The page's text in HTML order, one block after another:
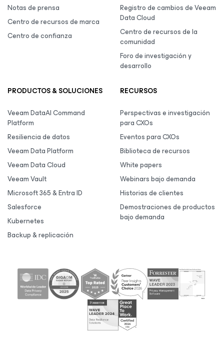
Notas de prensa
Centro de recursos de marca
Centro de confianza
Registro de cambios de Veeam
Data Cloud
Centro de recursos de la
comunidad
Foro de investigación y
desarrollo
PRODUCTOS & SOLUCIONES
Veeam DataAI Command
Platform
Resiliencia de datos
Veeam Data Platform
Veeam Data Cloud
Veeam Vault
Microsoft 365 & Entra ID
Salesforce
Kubernetes
Backup & replicación
RECURSOS
Perspectivas e investigación
para CXOs
Eventos para CXOs
Biblioteca de recursos
White papers
Webinars bajo demanda
Historias de clientes
Demostraciones de productos
bajo demanda